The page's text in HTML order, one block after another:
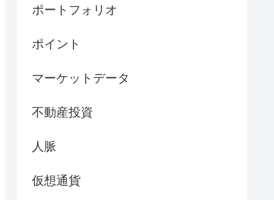
ポートフォリオ
ポイント
マーケットデータ
不動産投資
人脈
仮想通貨